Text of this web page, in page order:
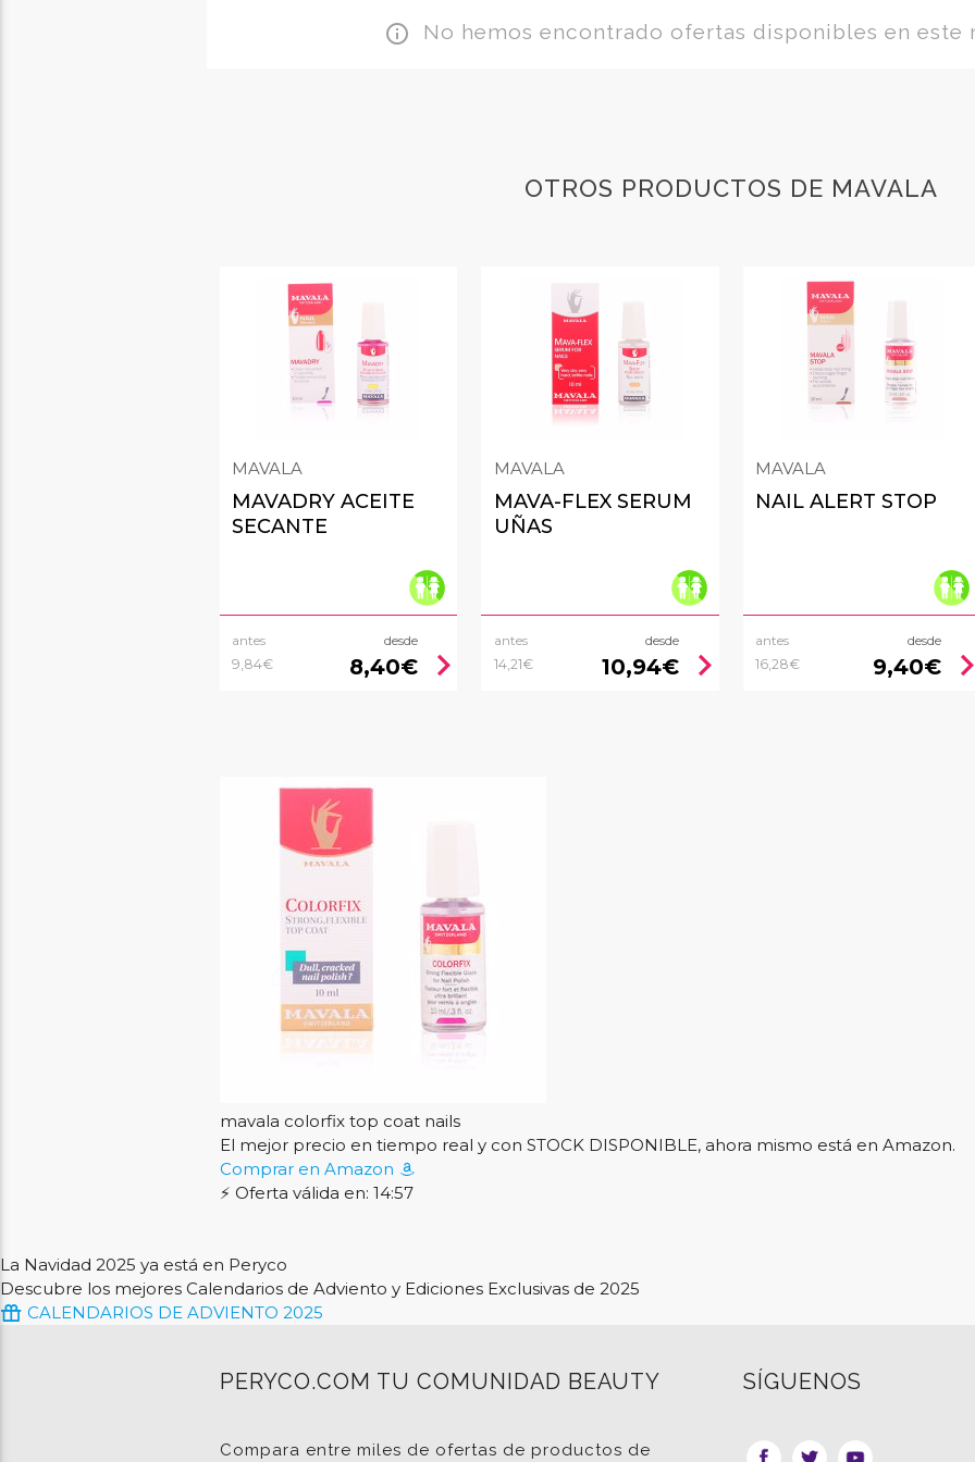
info_outline No hemos encontrado ofertas disponibles en este
OTROS PRODUCTOS DE MAVALA
MAVALA
MAVADRY ACEITE
SECANTE
antes
9,84€
desde
8,40€ chevron_right
MAVALA
MAVA-FLEX SERUM
UÑAS
antes
14,21€
desde
10,94€ chevron_right
MAVALA
NAIL ALERT STOP
antes
16,28€
desde
9,40€
mavala colorfix top coat nails
El mejor precio en tiempo real y con STOCK DISPONIBLE, ahora mismo está en Amazon.
Comprar en Amazon
⚡ Oferta válida en: 14:56
La Navidad 2025 ya está en Peryco
Descubre los mejores Calendarios de Adviento y Ediciones Exclusivas de 2025
CALENDARIOS DE ADVIENTO 2025
PERYCO.COM TU COMUNIDAD BEAUTY
Compara entre miles de ofertas de productos de
SÍGUENOS